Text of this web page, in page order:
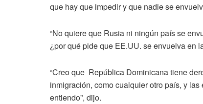
que hay que impedir y que nadie se
“No quiere que Rusia ni ningún país se
¿por qué pide que EE.UU. se envuelva en
“Creo que República Dominicana tiene
inmigración, como cualquier otro país, y
entiendo”, dijo.